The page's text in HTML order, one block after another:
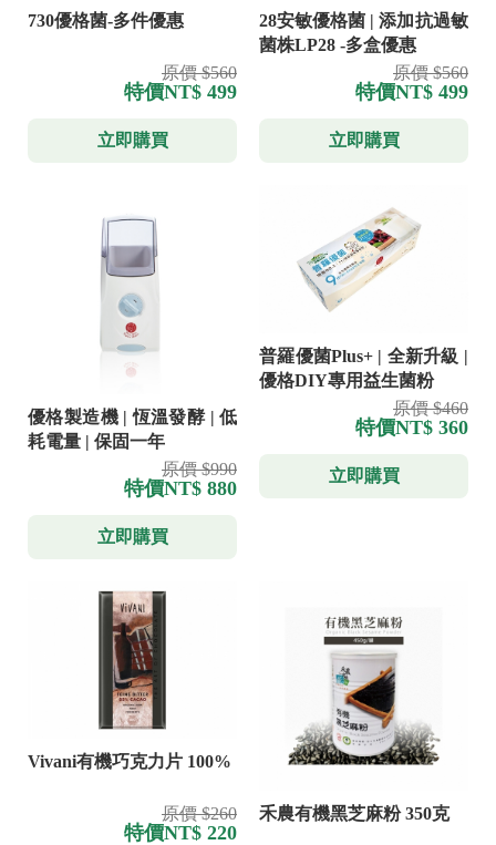
730優格菌-多件優惠
原價 $560
特價NT$ 499
立即購買
28安敏優格菌 | 添加抗過敏
菌株LP28 -多盒優惠
原價 $560
特價NT$ 499
立即購買
優格製造機 | 恆溫發酵 | 低
耗電量 | 保固一年
原價 $990
特價NT$ 880
立即購買
普羅優菌Plus+ | 全新升級 |
優格DIY專用益生菌粉
原價 $460
特價NT$ 360
立即購買
Vivani有機巧克力片 100%
原價 $260
特價NT$ 220
禾農有機黑芝麻粉 350克